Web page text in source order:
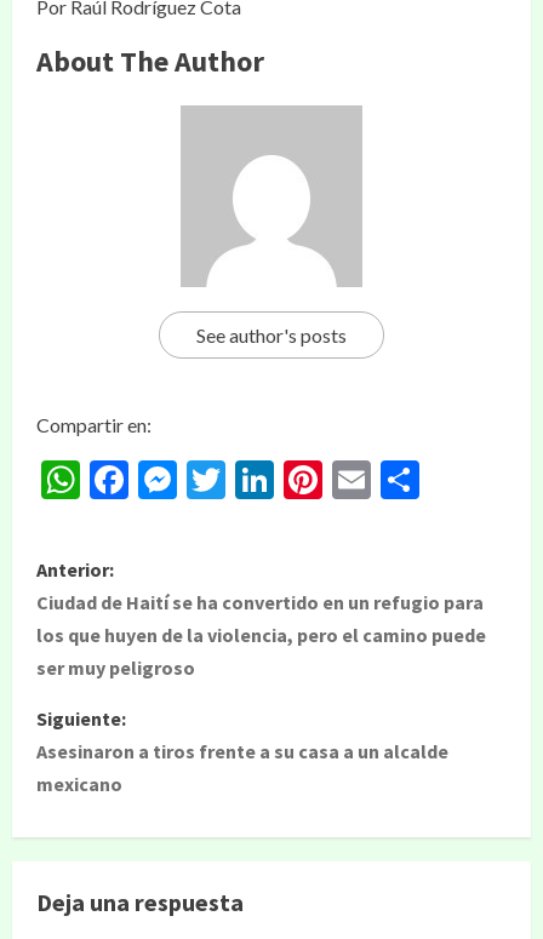
Por Raúl Rodríguez Cota
About The Author
See author's posts
Compartir en:
WhatsApp
Facebook
Messenger
Twitter
LinkedIn
Pinterest
Email
Anterior:
Ciudad de Haití se ha convertido en un refugio para
los que huyen de la violencia, pero el camino puede
ser muy peligroso
Siguiente:
Asesinaron a tiros frente a su casa a un alcalde
mexicano
Deja una respuesta